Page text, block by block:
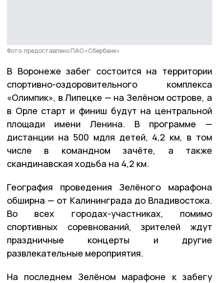
Фото: предоставлено ПАО «Сбербанк»
В Воронеже забег состоится на территории
спортивно-оздоровительного комплекса
«Олимпик», в Липецке — на Зелёном острове, а
в Орле старт и финиш будут на центральной
площади имени Ленина. В программе —
дистанции на 500 мдля детей, 4,2 км, в том
числе в командном зачёте, а также
скандинавская ходьба на 4,2 км.
География проведения Зелёного марафона
обширна — от Калининграда до Владивостока.
Во всех городах-участниках, помимо
спортивных соревнований, зрителей ждут
праздничные концерты и другие
развлекательные мероприятия.
На последнем Зелёном марафоне к забегу